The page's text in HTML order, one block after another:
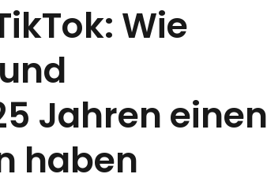
Wie
Jahren einen
haben